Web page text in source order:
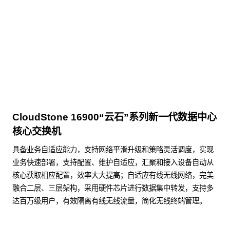
CloudStone 16900“云石”系列新一代数据中心
核心交换机
具备业务自适应能力，支持网络平滑升级和策略灵活调度，实现
业务快速部署，支持配置、维护自适应，汇聚和接入设备自动从
核心获取相应配置，效率大大提高；自适应有线无线网络，完美
融合二层、三层架构，采用硬件芯片进行数据集中转发，支持多
达百万级用户，有效隔离有线无线流量，简化无线终端管理。